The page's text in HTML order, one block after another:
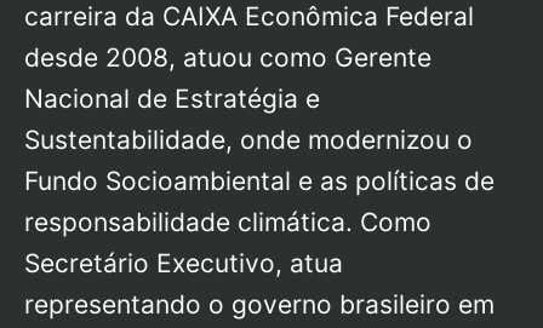
carreira da CAIXA Econômica Federal
desde 2008, atuou como Gerente
Nacional de Estratégia e
Sustentabilidade, onde modernizou o
Fundo Socioambiental e as políticas de
responsabilidade climática. Como
Secretário Executivo, atua
representando o governo brasileiro em